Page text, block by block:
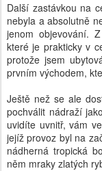
Další zastávkou na
nebyla a absolutně
jenom objevování.
které je prakticky v
protože jsem
prvním východem,
Ještě než se ale
pochválit nádraží
uvidíte uvnitř, vám
jejíž provoz byl na
nádherná tropická
něm mraky zlatých